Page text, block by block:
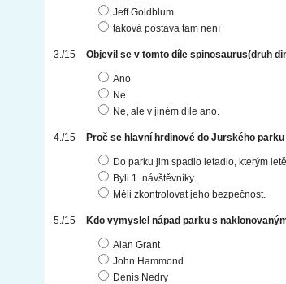
Jeff Goldblum
taková postava tam není
Objevil se v tomto díle spinosaurus(druh
Ano
Ne
Ne, ale v jiném díle ano.
Proč se hlavní hrdinové do Jurského
Do parku jim spadlo letadlo, kterým
Byli 1. návštěvníky.
Měli zkontrolovat jeho bezpečnost.
Kdo vymyslel nápad parku s
Alan Grant
John Hammond
Denis Nedry